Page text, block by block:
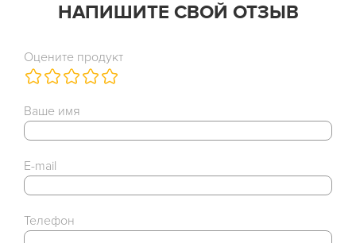
НАПИШИТЕ СВОЙ ОТЗЫВ
Оцените продукт
Ваше имя
E-mail
Телефон